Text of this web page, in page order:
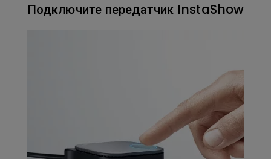
Подключите передатчик InstaShow